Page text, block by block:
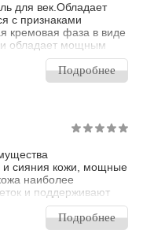
для век.Обладает
с признаками
кремовая фаза в виде
и обладает мощным
гелевая фаза
кожи век.
группы ингредиентов,
Подробнее
и сияния кожи, мощные
наиболее
и поддерживают
увлажняет кожу,
и чрезвычайно
Подробнее